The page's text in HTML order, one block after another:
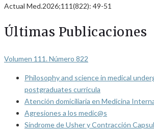
Actual Med.2026;111(822): 49-51
Últimas Publicaciones
Volumen 111. Número 822
Philosophy and science in medical
postgraduates curricula
Atención domiciliaria en Medicina
Agresiones a los medic@s
Síndrome de Usher y Contracción